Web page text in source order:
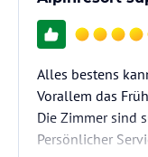
Alles bestens
Vorallem das
Die Zimmer sind
Persönlicher